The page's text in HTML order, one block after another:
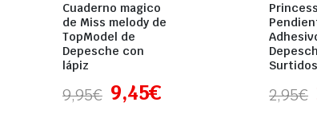
Cuaderno magico
de Miss melody de
TopModel de
Depesche con
lápiz
9,95€ 9,45€
Surtidos
2,95€